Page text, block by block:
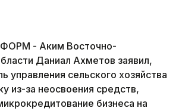
- Аким Восточно-
Даниал Ахметов заявил,
управления сельского хозяйства
из-за неосвоения средств,
бизнеса на